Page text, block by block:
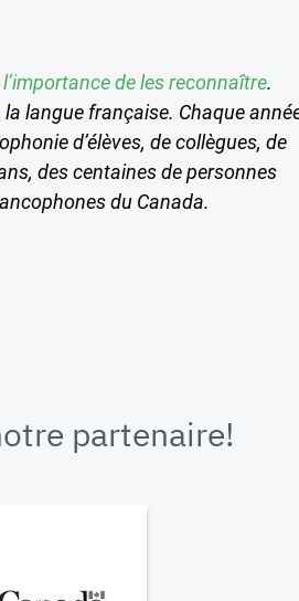
l’importance de les reconnaître.
langue française. Chaque
d’élèves, de collègues, de
des centaines de personnes
du Canada.
partenaire!